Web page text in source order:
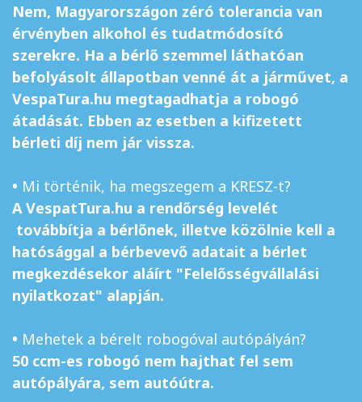
Nem, Magyarországon zéró tolerancia van
érvényben alkohol és tudatmódosító
szerekre. Ha a bérlő szemmel láthatóan
befolyásolt állapotban venné át a járművet, a
VespaTura.hu megtagadhatja a robogó
átadását. Ebben az esetben a kifizetett
bérleti díj nem jár vissza.
• Mi történik, ha megszegem a KRESZ-t?
A VespatTura.hu a rendőrség levelét
továbbítja a bérlőnek, illetve közölnie kell a
hatósággal a bérbevevő adatait a bérlet
megkezdésekor aláírt "Felelősségvállalási
nyilatkozat" alapján.
• Mehetek a bérelt robogóval autópályán?
50 ccm-es robogó nem hajthat fel sem
autópályára, sem autóútra.